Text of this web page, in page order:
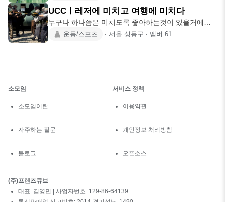
UCCㅣ레저에 미치고 여행에 미치다
누구나 하나쯤은 미치도록 좋아하는것이 있을거에요.
그게 연애든지 일이든지
운동/스포츠 ∙ 서울 성동구 ∙ 멤버 61
소모임
소모임이란
자주하는 질문
블로그
서비스 정책
이용약관
개인정보 처리방침
오픈소스
(주)프렌즈큐브
대표: 김영민 | 사업자번호: 129-86-64139